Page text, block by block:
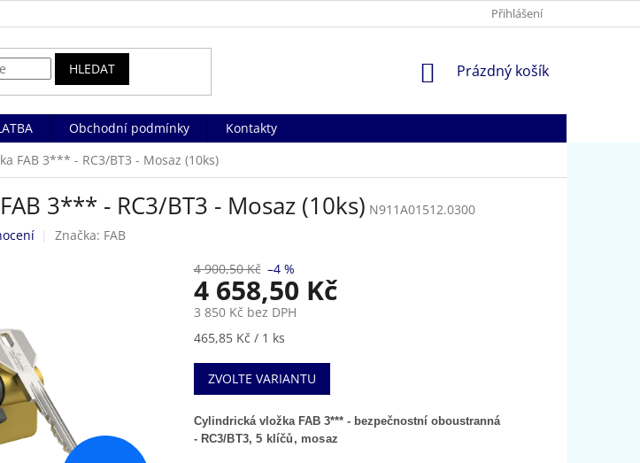
Přihlášení
HLEDAT
NÁKUPNÍ
Prázdný košík
Obchodní podmínky
Kontakty
FAB 3*** - RC3/BT3 - Mosaz (10ks)
3*** - RC3/BT3 - Mosaz (10ks) N911A01512.0300
Značka: FAB
4 900,50 Kč –4 %
4 658,50 Kč
3 850 Kč bez DPH
Měrná
465,85 Kč / 1 ks
ZVOLTE VARIANTU
Cylindrickávložka FAB 3*** - bezpečnostní oboustranná
- RC3/BT3, 5 klíčů, mosaz